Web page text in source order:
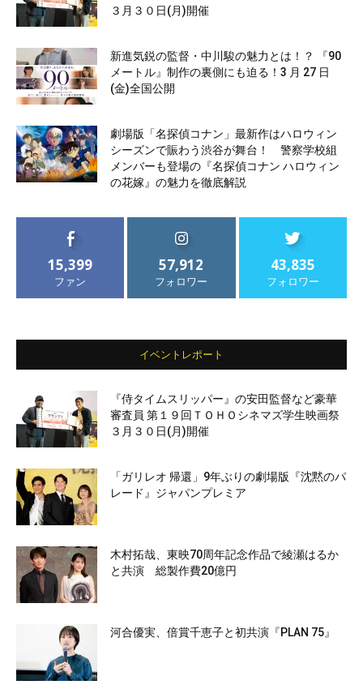
３月３０日(月)開催
新進気鋭の監督・中川駿の魅力とは！？ 『90
メートル』制作の裏側にも迫る！3 月 27 日
(金)全国公開
劇場版「名探偵コナン」最新作はハロウィン
シーズンで賑わう渋谷が舞台！ 警察学校組
メンバーも登場の『名探偵コナン ハロウィン
の花嫁』の魅力を徹底解説
15,399
ファン
57,912
フォロワー
43,835
フォロワー
イベントレポート
『侍タイムスリッパー』の安田監督など豪華
審査員 第１９回ＴＯＨＯシネマズ学生映画祭
３月３０日(月)開催
「ガリレオ 帰還」9年ぶりの劇場版『沈黙のパ
レード』ジャパンプレミア
木村拓哉、東映70周年記念作品で綾瀬はるか
と共演 総製作費20億円
河合優実、倍賞千恵子と初共演『PLAN 75』